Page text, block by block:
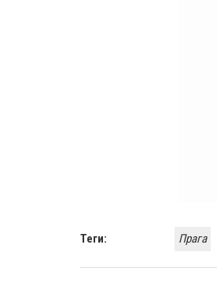
Теги: Прага